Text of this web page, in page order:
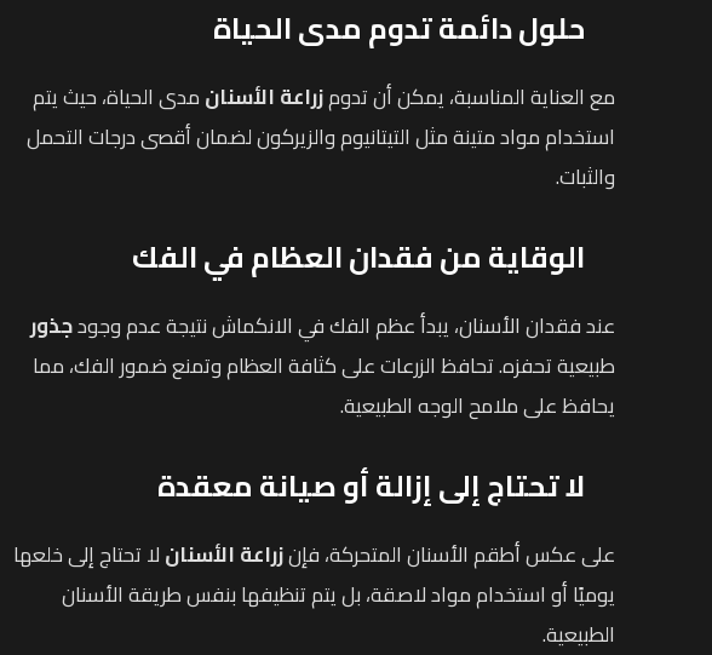
حلول دائمة تدوم مدى الحياة
مع العناية المناسبة، يمكن أن تدومزراعة الأسنانمدى الحياة، حيث يتم
استخدام مواد متينة مثل التيتانيوم والزيركون لضمان أقصى درجات التحمل
والثبات.
الوقاية من فقدان العظام في الفك
عند فقدان الأسنان، يبدأ عظم الفك في الانكماش نتيجة عدم وجودجذور
طبيعية تحفزه. تحافظ الزرعات على كثافة العظام وتمنع ضمور الفك، مما
يحافظ على ملامح الوجه الطبيعية.
لا تحتاج إلى إزالة أو صيانة معقدة
على عكس أطقم الأسنان المتحركة، فإنزراعة الأسنانلا تحتاج إلى خلعها
يوميًا أو استخدام مواد لاصقة، بل يتم تنظيفها بنفس طريقة الأسنان
الطبيعية.